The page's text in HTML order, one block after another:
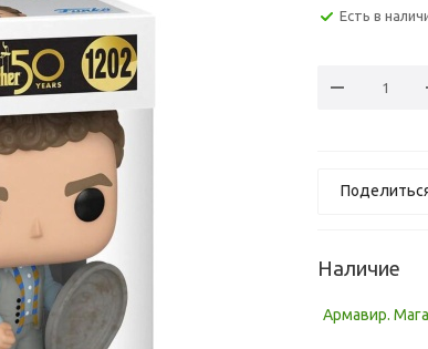
Есть в
Наличие
Армавир.